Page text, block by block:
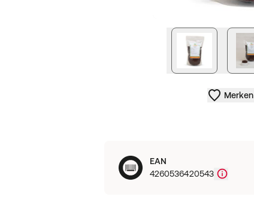
nächstes Bild
Merken
EAN
4260536420543